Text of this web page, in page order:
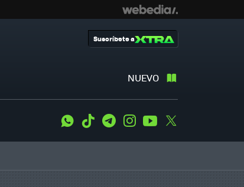
NUEVO
Suscríbete a
WhatsApp
Tiktok TelegramInstagramYoutube